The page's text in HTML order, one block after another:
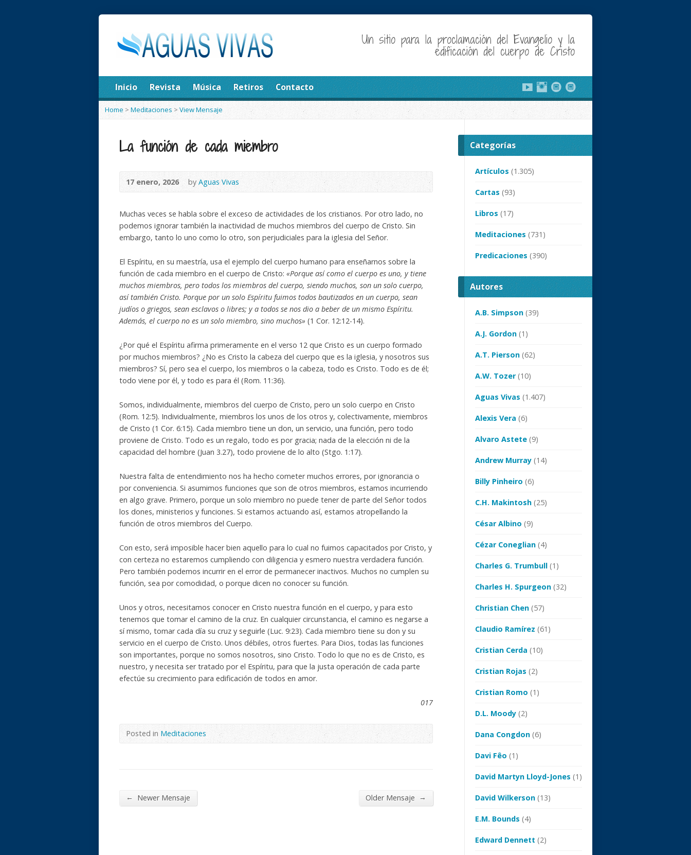
Un sitio para la proclamación del Evangelio y la
edificación del cuerpo de Cristo
Inicio Revista Música Retiros Contacto
Home > Meditaciones >View Mensaje
La función de cada miembro
17 enero, 2026 byAguas Vivas
Muchas veces se habla sobre el exceso de actividades de los cristianos. Por otro lado, no
podemos ignorar también la inactividad de muchos miembros del cuerpo de Cristo. Sin
embargo, tanto lo uno como lo otro, son perjudiciales para la iglesia del Señor.
El Espíritu, en su maestría, usa el ejemplo del cuerpo humano para enseñarnos sobre la
función de cada miembro en el cuerpo de Cristo: «Porque así como el cuerpo es uno, y tiene
muchos miembros, pero todos los miembros del cuerpo, siendo muchos, son un solo cuerpo,
así también Cristo. Porque por un solo Espíritu fuimos todos bautizados en un cuerpo, sean
judíos o griegos, sean esclavos o libres; y a todos se nos dio a beber de un mismo Espíritu.
Además, el cuerpo no es un solo miembro, sino muchos» (1 Cor. 12:12-14).
¿Por qué el Espíritu afirma primeramente en el verso 12 que Cristo es un cuerpo formado
por muchos miembros? ¿No es Cristo la cabeza del cuerpo que es la iglesia, y nosotros sus
miembros? Sí, pero sea el cuerpo, los miembros o la cabeza, todo es Cristo. Todo es de él;
todo viene por él, y todo es para él (Rom. 11:36).
Somos, individualmente, miembros del cuerpo de Cristo, pero un solo cuerpo en Cristo
(Rom. 12:5). Individualmente, miembros los unos de los otros y, colectivamente, miembros
de Cristo (1 Cor. 6:15). Cada miembro tiene un don, un servicio, una función, pero todo
proviene de Cristo. Todo es un regalo, todo es por gracia; nada de la elección ni de la
capacidad del hombre (Juan 3.27), todo proviene de lo alto (Stgo. 1:17).
Nuestra falta de entendimiento nos ha hecho cometer muchos errores, por ignorancia o
por conveniencia. Si asumimos funciones que son de otros miembros, estamos incurriendo
en algo grave. Primero, porque un solo miembro no puede tener de parte del Señor todos
los dones, ministerios y funciones. Si estamos actuando así, estamos atropellando la
función de otros miembros del Cuerpo.
Con esto, será imposible hacer bien aquello para lo cual no fuimos capacitados por Cristo, y
con certeza no estaremos cumpliendo con diligencia y esmero nuestra verdadera función.
Pero también podemos incurrir en el error de permanecer inactivos. Muchos no cumplen su
función, sea por comodidad, o porque dicen no conocer su función.
Unos y otros, necesitamos conocer en Cristo nuestra función en el cuerpo, y para esto
tenemos que tomar el camino de la cruz. En cualquier circunstancia, el camino es negarse a
sí mismo, tomar cada día su cruz y seguirle (Luc. 9:23). Cada miembro tiene su don y su
servicio en el cuerpo de Cristo. Unos débiles, otros fuertes. Para Dios, todas las funciones
son importantes, porque no somos nosotros, sino Cristo. Todo lo que no es de Cristo, es
nuestro, y necesita ser tratado por el Espíritu, para que la justa operación de cada parte
efectúe su crecimiento para edificación de todos en amor.
017
Posted inMeditaciones
← Newer Mensaje Older Mensaje →
Categorías
Artículos (1.305)
Cartas (93)
Libros (17)
Meditaciones (731)
Predicaciones (390)
Autores
A.B. Simpson (39)
A.J. Gordon (1)
A.T. Pierson (62)
A.W. Tozer(10)
Aguas Vivas (1.407)
Alexis Vera (6)
Alvaro Astete (9)
Andrew Murray (14)
Billy Pinheiro (6)
C.H. Makintosh (25)
César Albino (9)
Cézar Coneglian (4)
Charles G. Trumbull (1)
Charles H. Spurgeon (32)
Christian Chen (57)
Claudio Ramírez (61)
Cristian Cerda (10)
Cristian Rojas (2)
Cristian Romo (1)
D.L. Moody (2)
Dana Congdon (6)
Davi Fêo (1)
David Martyn Lloyd-Jones (1)
David Wilkerson (13)
E.M. Bounds (4)
Edward Dennett (2)